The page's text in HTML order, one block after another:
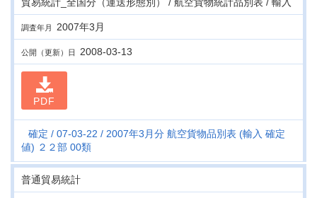
貿易統計_全国分（運送形態別） / 航空貨物統計品別表 / 輸入
調査年月 2007年3月
公開（更新）日 2008-03-13
PDF
確定 07-03-22
2007年3月分 航空貨物品別表 (輸入 確定
値) ２２部 00類
普通貿易統計